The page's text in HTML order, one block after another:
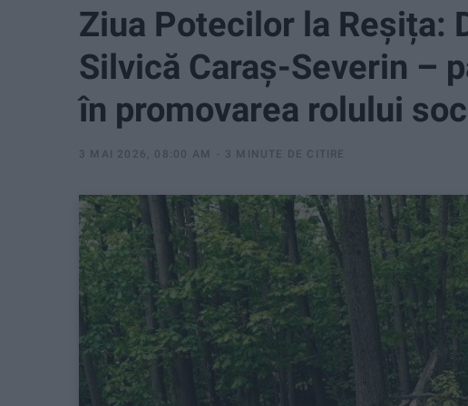
Ziua Potecilor la Reșița:
Silvică Caraș-Severin –
în promovarea rolului
3 MAI 2026, 08:00 AM 3 MINUTE DE CITIRE